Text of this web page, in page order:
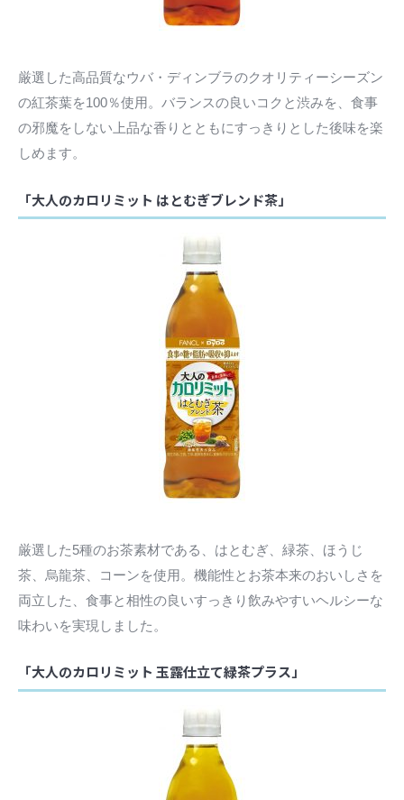
厳選した高品質なウバ・ディンブラのクオリティーシーズン
の紅茶葉を100％使用。バランスの良いコクと渋みを、食事
の邪魔をしない上品な香りとともにすっきりとした後味を楽
しめます。
「大人のカロリミット はとむぎブレンド茶」
厳選した5種のお茶素材である、はとむぎ、緑茶、ほうじ
茶、烏龍茶、コーンを使用。機能性とお茶本来のおいしさを
両立した、食事と相性の良いすっきり飲みやすいヘルシーな
味わいを実現しました。
「大人のカロリミット 玉露仕立て緑茶プラス」